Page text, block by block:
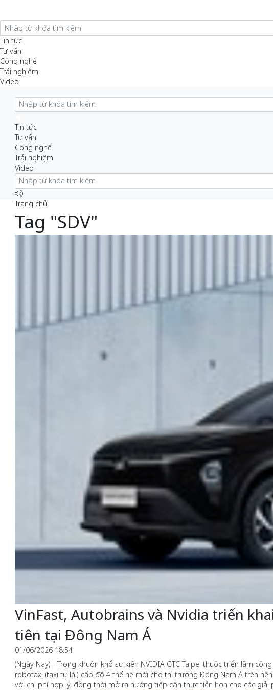
Tin tức
Tư vấn
Công nghệ
Trải nghiệm
Video
Tin tức
Tư vấn
Công nghệ
Trải nghiệm
Video
Trang chủ
Tag "SDV"
VinFast, Autobrains và Nvidia triển
tiên tại Đông Nam Á
01/06/2026 18:54
(Ngày Nay) - Trong khuôn khổ sự kiện NVIDIA GTC Taipei thuộc triển lãm
robotaxi (taxi tự lái) cấp độ 4 thế hệ mới cho thị trường Đông Nam Á trên
với chi phí hợp lý, đồng thời mở ra hướng tiếp cận thực tiễn hơn cho các giải